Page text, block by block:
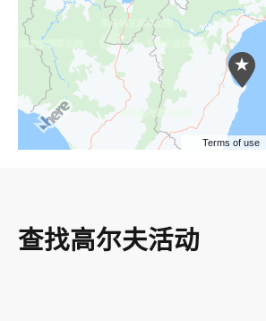
Terms of use
查找高尔夫活动